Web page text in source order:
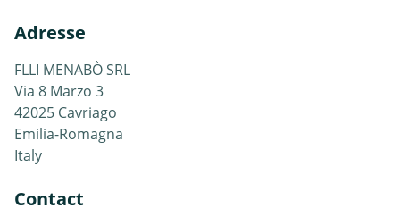
Adresse
FLLI MENABÒ SRL
Via 8 Marzo 3
42025 Cavriago
Emilia-Romagna
Italy
Contact